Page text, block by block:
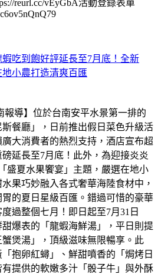
reurl.cc/vEyGbA活動登錄表單
吃到飽好評延長至7月底！全新
地小農打造清爽百匯
報導】位於台南安平水景第一排的
餐廳」，日前推出假日菜色升級活
大消費者的熱烈支持，酒店宣布超
延長至7月底！此外，為迎接炎炎
盛夏水果饗宴」主題，嚴選在地小
果巧妙融入各式奢華海陸食材中，
的夏日星級百匯。錯過可惜的豪華
過整個七月！即日起至7月31日
爆表的「龍蝦海鮮湯」，平日則提
煲湯」，頂級滋味無限暢享。此
抱卵紅蟳」、鮮甜噴香的「焗烤日
提供的軟嫩多汁「骰子牛」與外酥